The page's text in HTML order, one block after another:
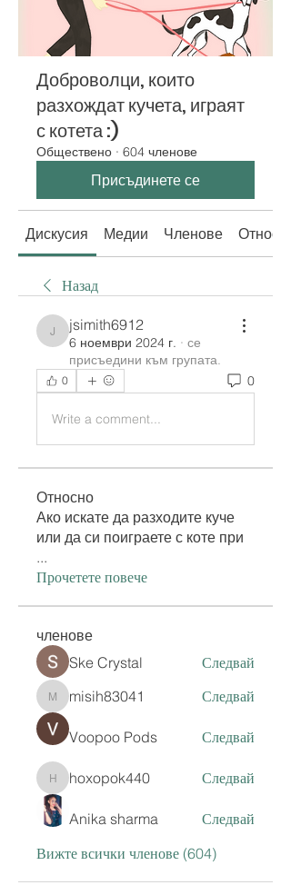
Доброволци, които
разхождат кучета, играят
с котета :)
Обществено · 604 членове
Присъдинете се
Дискусия Медии Членове Относно
Назад
jsimith6912
jsimith6912
6 ноември 2024 г. · се
присъедини към групата.
0 0
Write a comment...
Относно
Ако искате да разходите куче
или да си поиграете с коте при
...
Прочетете повече
членове
Ske Crystal Следвай
misih83041
misih83041 Следвай
Voopoo Pods Следвай
hoxopok440
hoxopok440 Следвай
Anika sharma
Следвай
Вижте всички членове (604)